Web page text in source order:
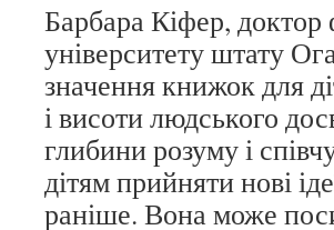
Барбара Кіфер,
університету штату
значення книжок для
і висоти людського
глибини розуму і
дітям прийняти нові
раніше. Вона може